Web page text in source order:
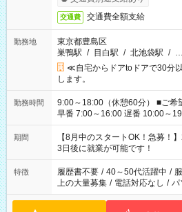
交通費 交通費全額支給
勤務地
東京都豊島区
巣鴨駅 / 目白駅 / 北池袋駅 / …
≪自宅からドアtoドアで30分
します。
勤務時間
9:00～18:00（休憩60分） ■ご希望があれば下記シフトもOK！
早番 7:00～16:00 遅番 10:00～19:00
と休みを合わせたい」 「余裕を
「できれば残業はしたくない」
ね。 ※Wワーク希望の方へ 今ご覧のお仕事で希望する勤務時間
と、もう1つのお仕事の勤務時間
合は応募できません。
期間
【8月中のスタートOK！急募
3日後に就業が可能です！
特徴 履歴書不要 / 40～50代活躍中 /
上の大量募集 / 電話対応なし / パ